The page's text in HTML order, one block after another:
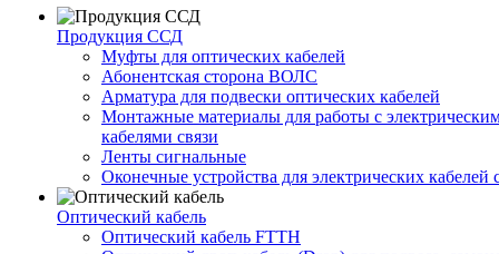
Продукция ССД
Муфты для оптических кабелей
Абонентская сторона ВОЛС
Арматура для подвески оптических кабелей
Монтажные материалы для работы с
кабелями связи
Ленты сигнальные
Оконечные устройства для электрических кабелей
Оптический кабель
Оптический кабель FTTH